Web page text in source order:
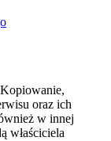
oraz ich
w innej
właściciela